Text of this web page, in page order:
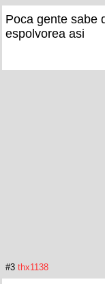
Poca gente sabe
espolvorea asi
#3 thx1138